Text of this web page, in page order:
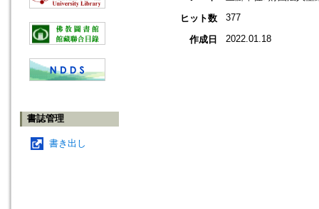
書誌管理
書き出し
ヒット数
377
作成日 2022.01.18